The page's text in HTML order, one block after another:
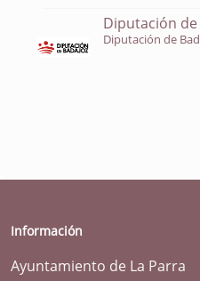
Diputación de
Diputación de
Información
Ayuntamiento de La Parra